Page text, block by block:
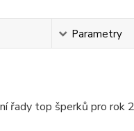
Parametry
řady top šperků pro rok